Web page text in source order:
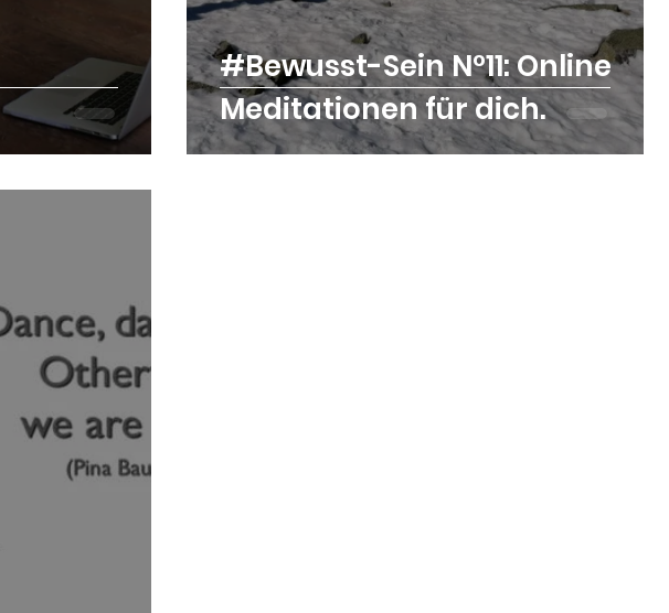
#Bewusst-Sein N°11: Online
Meditationen für dich.